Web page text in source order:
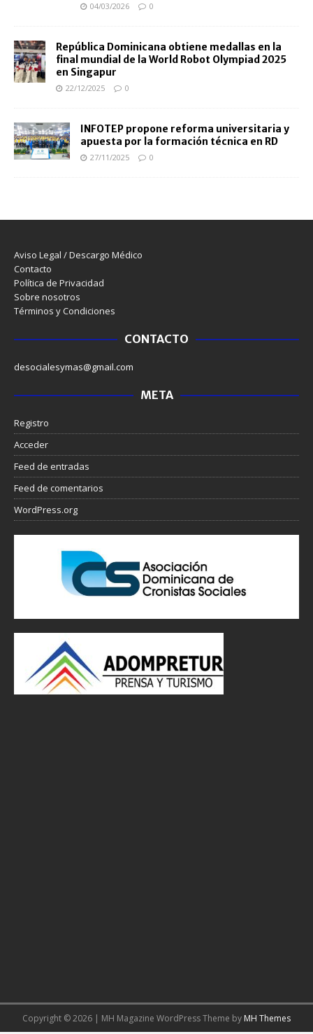
04/03/2026 0
República Dominicana obtiene medallas en la
final mundial de la World Robot Olympiad 2025
en Singapur
22/12/2025 0
INFOTEP propone reforma universitaria y
apuesta por la formación técnica en RD
27/11/2025 0
Aviso Legal / Descargo Médico
Contacto
Política de Privacidad
Sobre nosotros
Términos y Condiciones
CONTACTO
desocialesymas@gmail.com
META
Registro
Acceder
Feed de entradas
Feed de comentarios
WordPress.org
Copyright © 2026 | MH Magazine WordPress Theme by MH Themes